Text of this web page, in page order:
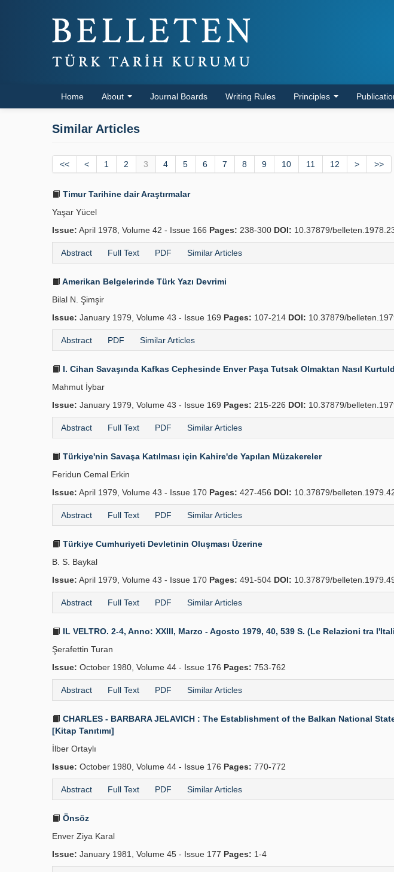
Home About Journal Boards Writing Rules Principles
Similar Articles
<< < 1 2 3 4 5 6 7 8 9 10 11 12 > >>
Timur Tarihine dair Araştırmalar
Yaşar Yücel
Issue: April 1978, Volume 42 - Issue 166 Pages: 238-300 DOI: 10.37879/
Abstract Full Text PDF Similar Articles
Amerikan Belgelerinde Türk Yazı Devrimi
Bilal N. Şimşir
Issue: January 1979, Volume 43 - Issue 169 Pages: 107-214 DOI: 10.37879/
Abstract PDF Similar Articles
I. Cihan Savaşında Kafkas Cephesinde Enver Paşa Tutsak Olmaktan Nasıl
Mahmut İybar
Issue: January 1979, Volume 43 - Issue 169 Pages: 215-226 DOI: 10.37879/
Abstract Full Text PDF Similar Articles
Türkiye'nin Savaşa Katılması için Kahire'de Yapılan Müzakereler
Feridun Cemal Erkin
Issue: April 1979, Volume 43 - Issue 170 Pages: 427-456 DOI: 10.37879/
Abstract Full Text PDF Similar Articles
Türkiye Cumhuriyeti Devletinin Oluşması Üzerine
B. S. Baykal
Issue: April 1979, Volume 43 - Issue 170 Pages: 491-504 DOI: 10.37879/
Abstract Full Text PDF Similar Articles
IL VELTRO. 2-4, Anno: XXIII, Marzo - Agosto 1979, 40, 539 S. (Le Relazioni tra
Şerafettin Turan
Issue: October 1980, Volume 44 - Issue 176 Pages: 753-762
Abstract Full Text PDF Similar Articles
CHARLES - BARBARA JELAVICH : The Establishment of the Balkan National
[Kitap Tanıtımı]
İlber Ortaylı
Issue: October 1980, Volume 44 - Issue 176 Pages: 770-772
Abstract Full Text PDF Similar Articles
Önsöz
Enver Ziya Karal
Issue: January 1981, Volume 45 - Issue 177 Pages: 1-4